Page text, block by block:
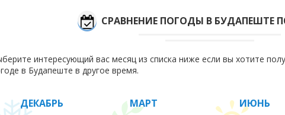
СРАВНЕНИЕ ПОГОДЫ В БУДАПЕШТЕ
интересующий вас месяц из списка ниже если вы хотите
в Будапеште в другое время.
ДЕКАБРЬ
МАРТ
ИЮНЬ